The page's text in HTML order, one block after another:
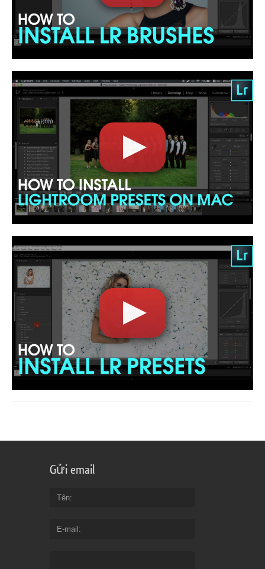
Gửi email
Tên
E-mail